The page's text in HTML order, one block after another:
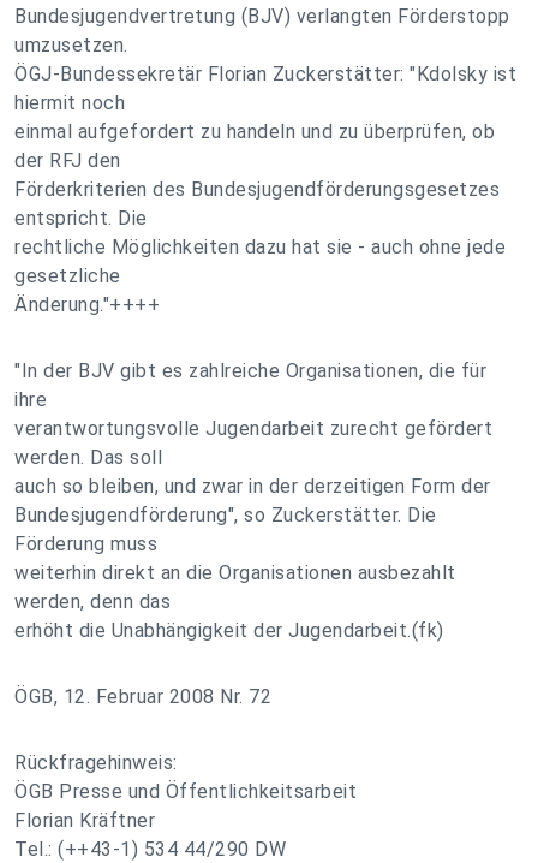
Bundesjugendvertretung (BJV) verlangten Förderstopp
umzusetzen.
ÖGJ-Bundessekretär Florian Zuckerstätter: "Kdolsky ist
hiermit noch
einmal aufgefordert zu handeln und zu überprüfen, ob
der RFJ den
Förderkriterien des Bundesjugendförderungsgesetzes
entspricht. Die
rechtliche Möglichkeiten dazu hat sie - auch ohne jede
gesetzliche
Änderung."++++
"In der BJV gibt es zahlreiche Organisationen, die für
ihre
verantwortungsvolle Jugendarbeit zurecht gefördert
werden. Das soll
auch so bleiben, und zwar in der derzeitigen Form der
Bundesjugendförderung", so Zuckerstätter. Die
Förderung muss
weiterhin direkt an die Organisationen ausbezahlt
werden, denn das
erhöht die Unabhängigkeit der Jugendarbeit.(fk)
ÖGB, 12. Februar 2008 Nr. 72
Rückfragehinweis:
ÖGB Presse und Öffentlichkeitsarbeit
Florian Kräftner
Tel.: (++43-1) 534 44/290 DW